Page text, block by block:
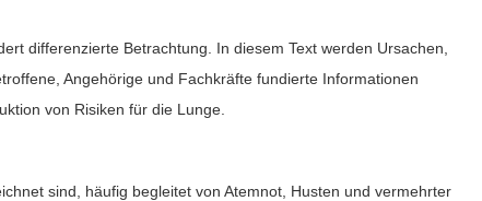
differenzierte Betrachtung. In diesem Text werden Ursachen,
Angehörige und Fachkräfte fundierte Informationen
von Risiken für die Lunge.
sind, häufig begleitet von Atemnot, Husten und vermehrter